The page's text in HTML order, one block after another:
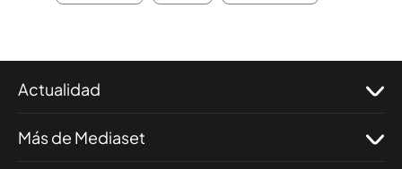
Actualidad
Más de Mediaset